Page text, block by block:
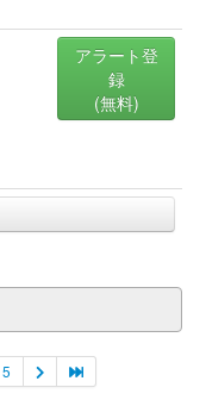
アラート登
録
(無料)
5